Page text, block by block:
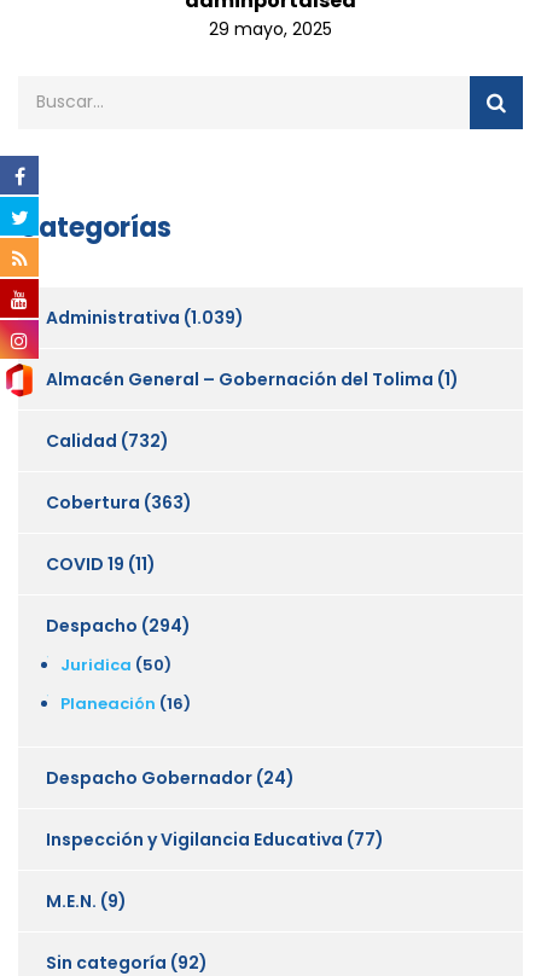
29 mayo, 2025
Categorías
Administrativa (1.039)
Almacén General – Gobernación del Tolima (1)
Calidad (732)
Cobertura (363)
COVID 19 (11)
Despacho (294)
Juridica (50)
Planeación (16)
Despacho Gobernador (24)
Inspección y Vigilancia Educativa (77)
M.E.N. (9)
Sin categoría (92)